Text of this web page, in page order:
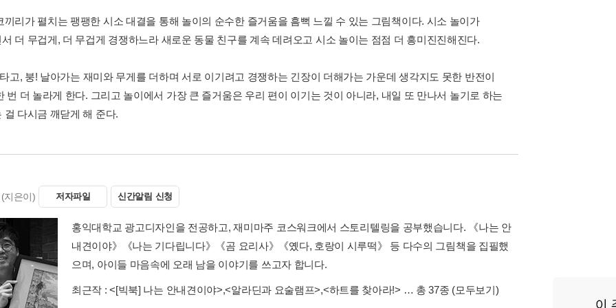
끼리가 펼치는 팽팽한 시소 대결을 통해 놀이의 순수한 즐거움을 흠뻑 느낄 수 있는 그림책이다. 시소 놀이가
더 무겁게, 더 무겁게 경쟁하느라 새로운 동물 친구를 계속 데려오고 시소 놀이는 점점 더 흥미진진해진다.
고, 붕! 날아가는 재미와 무게를 더하며 서로 이기려고 경쟁하는 긴장이 더해가는 가운데 생각지도 못한 반전이
번 더 놀라게 한다. 그리고 놀이에서 가장 큰 즐거움은 우리 편이 이기는 것이 아니라, 내일 또 만나서 놀기로 하는
걸 다시금 깨닫게 해 준다.
(지은이) 저자파일 신간알림 신청
홍익대학교 광고디자인을 전공하고, 재미마주 코스워크에서 스토리텔링을 공부했습니다. 《나는 안
내견이야》《나는 기다립니다》《곰 요리사》《옜다, 호랑이 시루떡》 등 다수의 그림책을 집필했
으며, 아이들 마음속에 오래 남을 이야기를 쓰고자 합니다.
최근작 :<[빅북] 나는 안내견이야>,<알라딘과 요술램프>,<하트를 찾아라!> … 총 37종 (모두보기)